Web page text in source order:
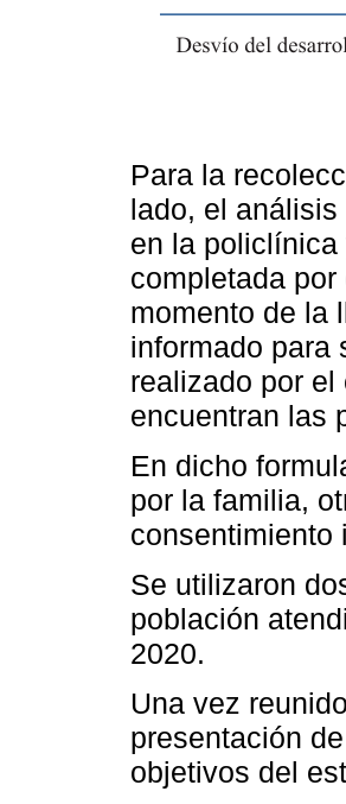
Para la
lado, el
en la policlínica
completada
momento de la
informado para
realizado por
encuentran las
En dicho
por la familia,
consentimiento
Se utilizaron
población
2020.
Una vez
presentación
objetivos del